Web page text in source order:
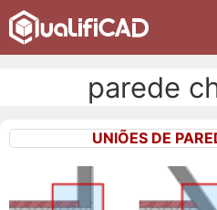
Pular
para
o
parede
UNIÕES DE